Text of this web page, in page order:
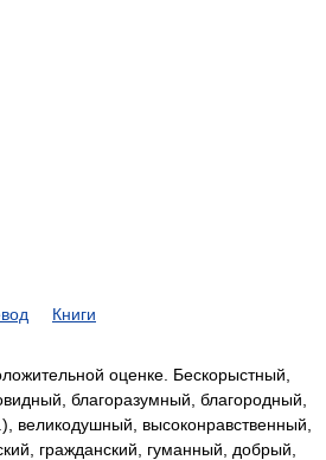
Книги
оценке. Бескорыстный,
благоразумный, благородный,
великодушный, высоконравственный,
гражданский, гуманный, добрый,